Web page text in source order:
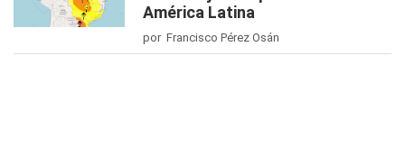
América Latina
por Francisco Pérez Osán